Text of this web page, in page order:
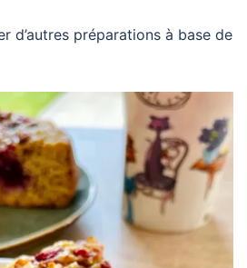
d’autres préparations à base de